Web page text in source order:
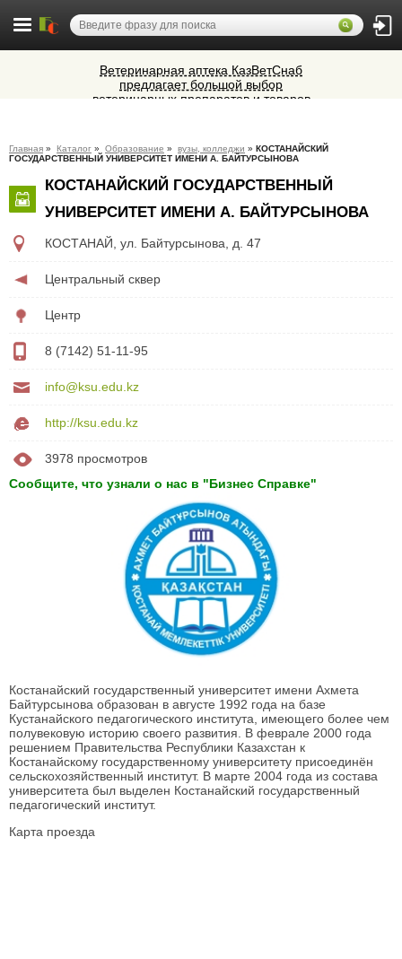
фонари из профиля СИАЛ (Россия)
Cocoage - европейская косметология
Ветеринарная аптека КазВетСнаб
предлагает большой выбор
ветеринарных препаратов и товаров
Микроавтобусы в Челябинск утром и
вечером
Главная » Каталог » Образование » вузы, колледжи » КОСТАНАЙСКИЙ
ГОСУДАРСТВЕННЫЙ УНИВЕРСИТЕТ ИМЕНИ А. БАЙТУРСЫНОВА
КОСТАНАЙСКИЙ ГОСУДАРСТВЕННЫЙ
УНИВЕРСИТЕТ ИМЕНИ А. БАЙТУРСЫНОВА
КОСТАНАЙ ул. Байтурсынова, д. 47
Центральный сквер
Центр
8 (7142) 51-11-95
info@ksu.edu.kz
http://ksu.edu.kz
3978 просмотров
Сообщите, что узнали о нас в "Бизнес Справке"
Костанайский государственный университет имени Ахмета
Байтурсынова образован в августе 1992 года на базе
Кустанайского педагогического института, имеющего более чем
полувековую историю своего развития. В феврале 2000 года
решением Правительства Республики Казахстан к
Костанайскому государственному университету присоединён
сельскохозяйственный институт. В марте 2004 года из состава
университета был выделен Костанайский государственный
педагогический институт.
Карта проезда